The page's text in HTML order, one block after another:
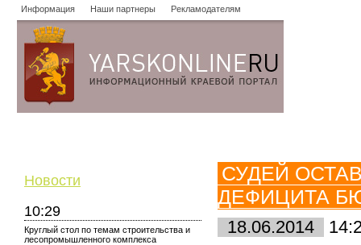
Информация Наши партнеры Рекламодателям
Новости
10:29
Круглый стол по темам строительства и
лесопромышленного комплекса
СУДЕЙ
ДЕФИЦИТА
18.06.2014